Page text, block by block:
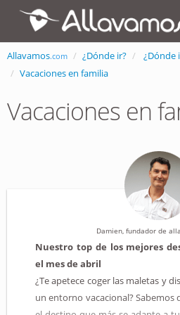
Allavamos.com ¿Dónde ir?
¿Dónde
Vacaciones en familia
Vacaciones en
Damien, fundador de
Nuestro top de los mejores
el mes de abril
¿Te apetece coger las maletas y
un entorno vacacional? Sabemos